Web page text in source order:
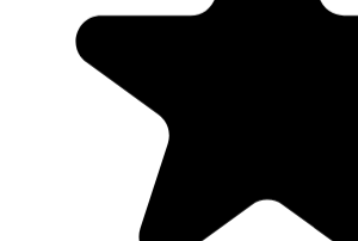
"Seriously, makes my tasks easier to share
free version is quite nice for our little office.
expand, and this is definitely a great tool to
Workspace and Calendar."